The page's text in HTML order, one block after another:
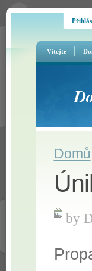
Vítejte
You are
Domů
by